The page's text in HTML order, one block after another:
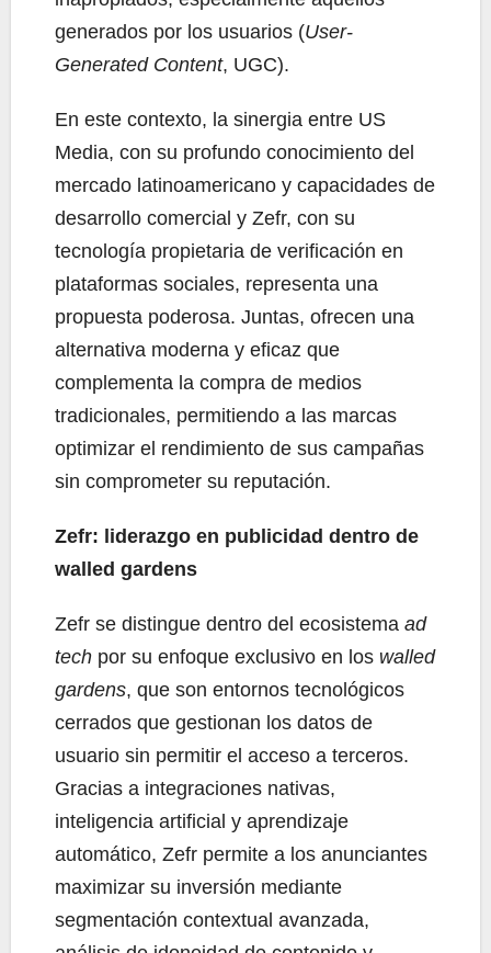
generados por los usuarios (User-
Generated Content, UGC).
En este contexto, la sinergia entre US
Media, con su profundo conocimiento del
mercado latinoamericano y capacidades de
desarrollo comercial y Zefr, con su
tecnología propietaria de verificación en
plataformas sociales, representa una
propuesta poderosa. Juntas, ofrecen una
alternativa moderna y eficaz que
complementa la compra de medios
tradicionales, permitiendo a las marcas
optimizar el rendimiento de sus campañas
sin comprometer su reputación.
Zefr: liderazgo en publicidad dentro de
walled gardens
Zefr se distingue dentro del ecosistema ad
tech por su enfoque exclusivo en los walled
gardens, que son entornos tecnológicos
cerrados que gestionan los datos de
usuario sin permitir el acceso a terceros.
Gracias a integraciones nativas,
inteligencia artificial y aprendizaje
automático, Zefr permite a los anunciantes
maximizar su inversión mediante
segmentación contextual avanzada,